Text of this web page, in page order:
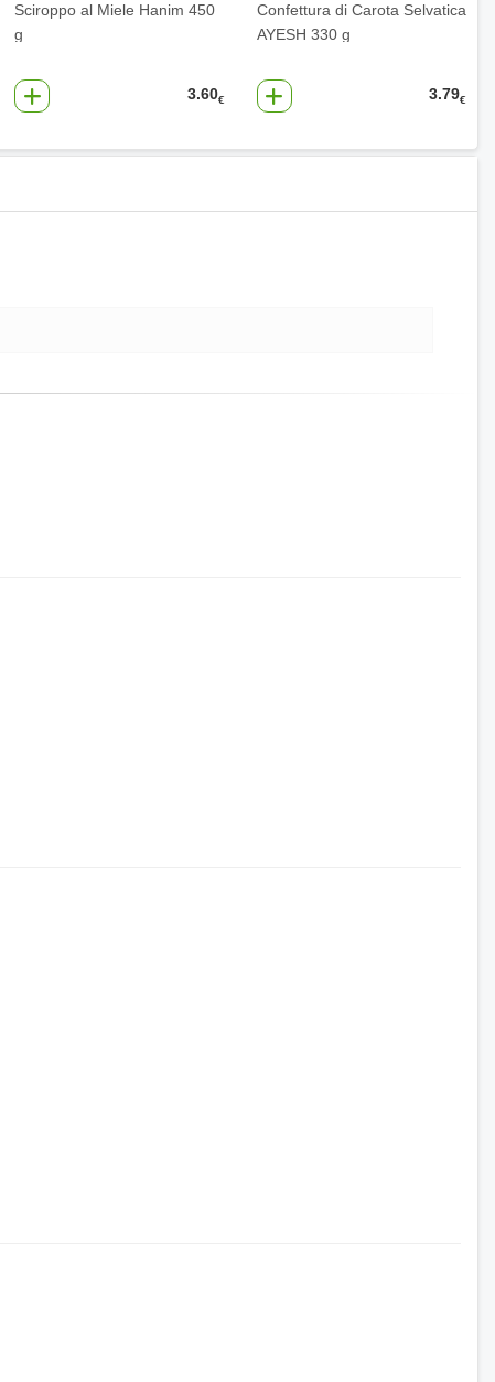
Sciroppo al Miele Hanim 450
g
3.60€
Confettura di Carota Selvatica
AYESH 330 g
3.79€